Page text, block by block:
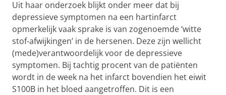
Uit haar onderzoek blijkt onder meer dat bij
depressieve symptomen na een hartinfarct
opmerkelijk vaak sprake is van zogenoemde ‘witte
stof-afwijkingen’ in de hersenen. Deze zijn wellicht
(mede)verantwoordelijk voor de depressieve
symptomen. Bij tachtig procent van de patiënten
wordt in de week na het infarct bovendien het eiwit
S100B in het bloed aangetroffen. Dit is een